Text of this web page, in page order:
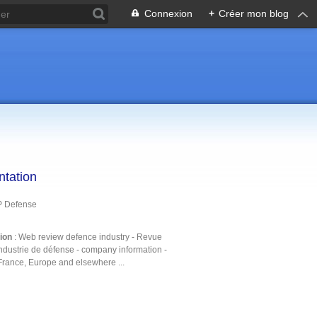
Connexion + Créer mon blog
Defense
: Web review defence industry - Revue
de défense - company information -
Europe and elsewhere ...